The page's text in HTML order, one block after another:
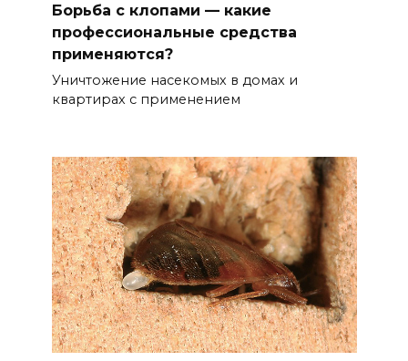
Борьба с клопами — какие
профессиональные средства
применяются?
Уничтожение насекомых в домах и
квартирах с применением